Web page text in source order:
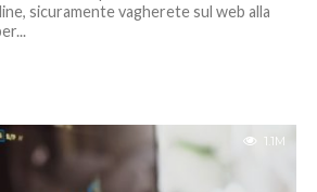
sicuramente vagherete sul web alla
1.1M